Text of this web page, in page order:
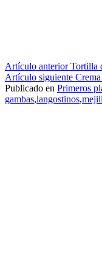
Seguir
leyendo
Artículo anteriorTortilla
Artículo siguiente
Publicado en Primeros
gambas,langostinos,